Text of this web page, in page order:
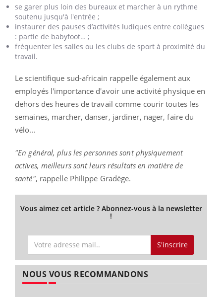
se garer plus loin des bureaux et marcher à un rythme
soutenu jusqu'à l'entrée ;
instaurer des pauses d’activités ludiques entre collègues
: partie de babyfoot… ;
fréquenter les salles ou les clubs de sport à proximité du
travail.
Le scientifique sud-africain rappelle également aux
employés l'importance d'avoir une activité physique en
dehors des heures de travail comme courir toutes les
semaines, marcher, danser, jardiner, nager, faire du
vélo...
"En général, plus les personnes sont physiquement
actives, meilleurs sont leurs résultats en matière de
santé", rappelle Philippe Gradège.
Vous aimez cet article ? Abonnez-vous à la newsletter
!
S'inscrire
NOUS VOUS RECOMMANDONS